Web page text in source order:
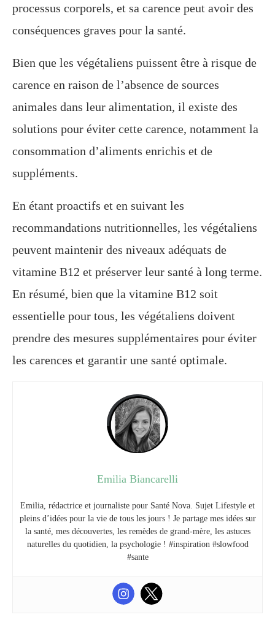
processus corporels, et sa carence peut avoir des
conséquences graves pour la santé.
Bien que les végétaliens puissent être à risque de
carence en raison de l’absence de sources
animales dans leur alimentation, il existe des
solutions pour éviter cette carence, notamment la
consommation d’aliments enrichis et de
suppléments.
En étant proactifs et en suivant les
recommandations nutritionnelles, les végétaliens
peuvent maintenir des niveaux adéquats de
vitamine B12 et préserver leur santé à long terme.
En résumé, bien que la vitamine B12 soit
essentielle pour tous, les végétaliens doivent
prendre des mesures supplémentaires pour éviter
les carences et garantir une santé optimale.
Emilia Biancarelli
Emilia, rédactrice et journaliste pour Santé Nova. Sujet Lifestyle et
pleins d’idées pour la vie de tous les jours ! Je partage mes idées sur
la santé, mes découvertes, les remèdes de grand-mère, les astuces
naturelles du quotidien, la psychologie ! #inspiration #slowfood
#sante